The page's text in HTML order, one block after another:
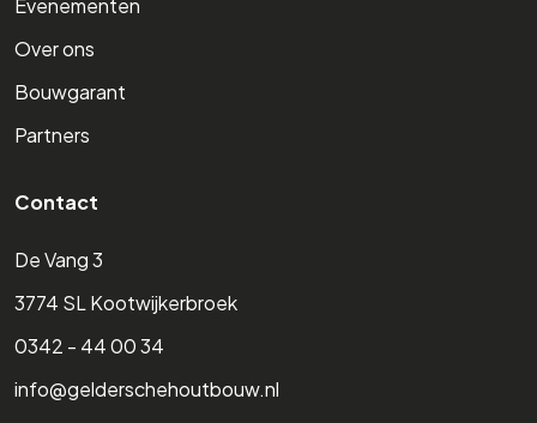
Over ons
Bouwgarant
Partners
Contact
De Vang 3
3774 SL Kootwijkerbroek
0342 - 44 00 34
info@gelderschehoutbouw.nl